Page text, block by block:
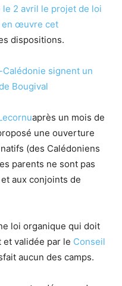
le 2 avril le projet de loi
en œuvre cet
dispositions.
signent un
Bougival
après un mois de
une ouverture
(des Calédoniens
parents ne sont pas
aux conjoints de
loi organique qui doit
validée par le Conseil
aucun des camps.